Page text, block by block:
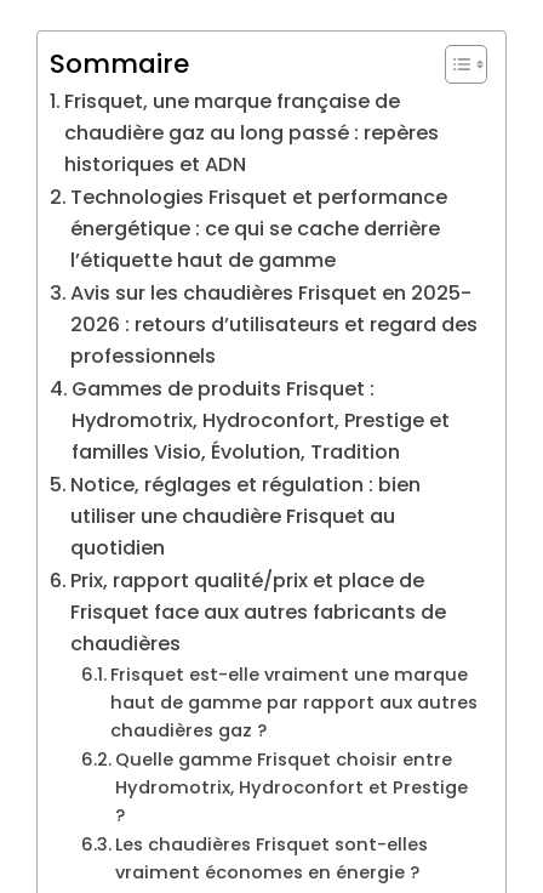
Sommaire
Frisquet, une marque française de
chaudière gaz au long passé : repères
historiques et ADN
Technologies Frisquet et performance
énergétique : ce qui se cache derrière
l’étiquette haut de gamme
Avis sur les chaudières Frisquet en 2025-
2026 : retours d’utilisateurs et regard des
professionnels
Gammes de produits Frisquet :
Hydromotrix, Hydroconfort, Prestige et
familles Visio, Évolution, Tradition
Notice, réglages et régulation : bien
utiliser une chaudière Frisquet au
quotidien
Prix, rapport qualité/prix et place de
Frisquet face aux autres fabricants de
chaudières
Frisquet est-elle vraiment une marque
haut de gamme par rapport aux autres
chaudières gaz ?
Quelle gamme Frisquet choisir entre
Hydromotrix, Hydroconfort et Prestige
?
Les chaudières Frisquet sont-elles
vraiment économes en énergie ?